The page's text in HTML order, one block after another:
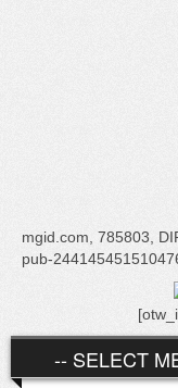
mgid.com, 785803,
pub-